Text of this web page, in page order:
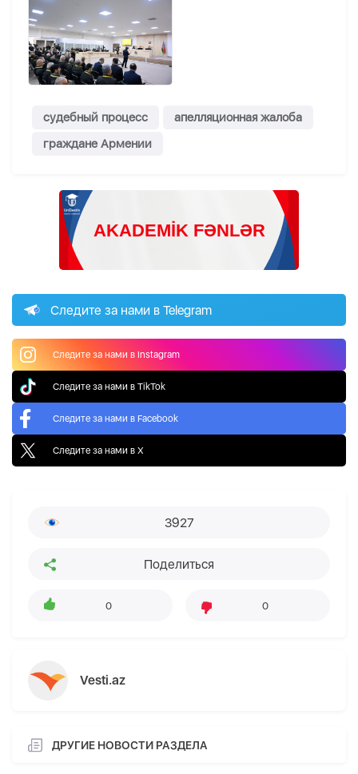
судебный процесс
апелляционная жалоба
граждане Армении
Следите за нами в Telegram
Следите за нами в Instagram
Следите за нами в TikTok
Следите за нами в Facebook
Следите за нами в X
3927
Поделиться
0 0
Vesti.az
ДРУГИЕ НОВОСТИ РАЗДЕЛА